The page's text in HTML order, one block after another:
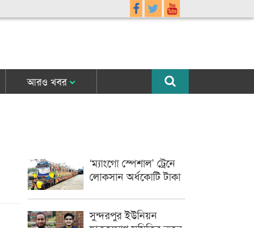
আরও খবর
‘ম্যাংগো স্পেশাল’ ট্রেনে
লোকসান অর্ধকোটি টাকা
সুন্দরপুর ইউনিয়ন